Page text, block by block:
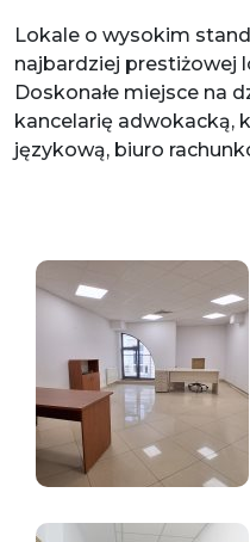
Lokale o wysokim
najbardziej prestiżowej
Doskonałe miejsce na
kancelarię adwokacką,
językową, biuro